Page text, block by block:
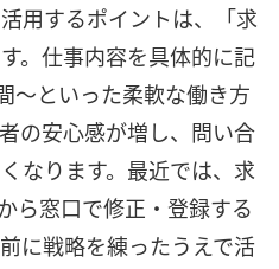
用するポイントは、「求
。仕事内容を具体的に記
〜といった柔軟な働き方
の安心感が増し、問い合
なります。最近では、求
ら窓口で修正・登録する
に戦略を練ったうえで活